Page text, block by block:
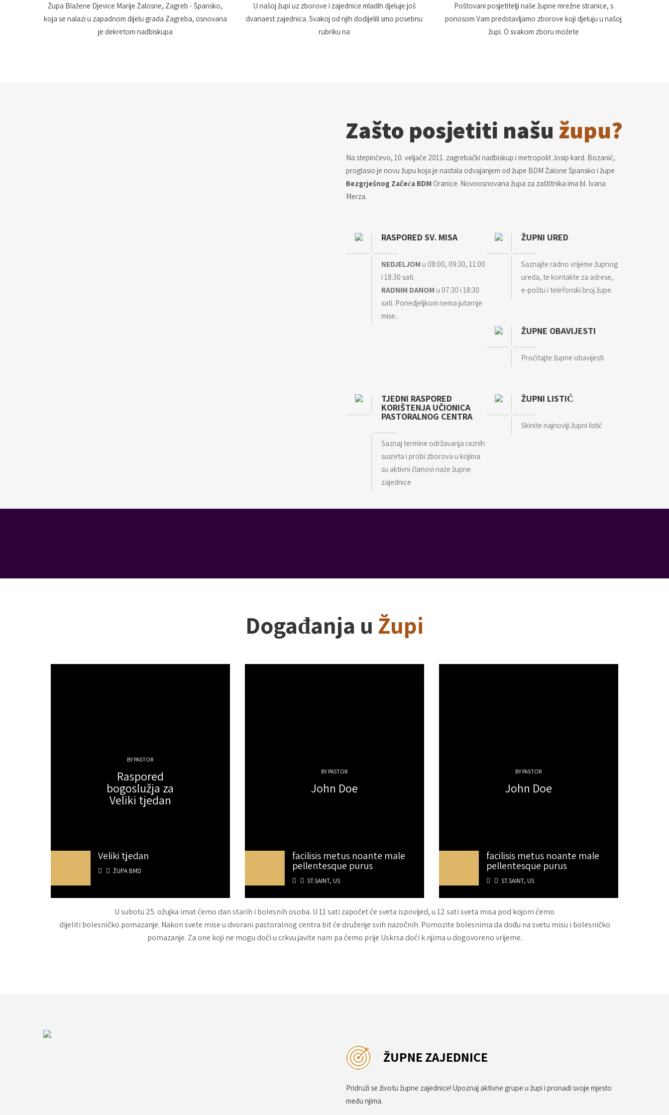
Župa Blažene Djevice Marije Žalosne, Zagreb - Špansko,
koja se nalazi u zapadnom dijelu grada Zagreba, osnovana
je dekretom nadbiskupa
U našoj župi uz zborove i zajednice mladih djeluje još
dvanaest zajednica. Svakoj od njih dodijelili smo posebnu
rubriku na
Poštovani posjetitelji naše župne mrežne stranice, s
ponosom Vam predstavljamo zborove koji djeluju u našoj
župi. O svakom zboru možete
Zašto posjetiti našu župu?
Na stepinčevo, 10. veljače 2011. zagrebački nadbiskup i metropolit Josip kard. Bozanić,
proglasio je novu župu koja je nastala odvajanjem od župe BDM Žalone Špansko i župe
Bezgrješnog Začeća BDM Oranice. Novoosnovana župa za zaštitnika ima bl. Ivana
Merza.
RASPORED SV. MISA
NEDJELJOM u 08:00, 09:30, 11:00
i 18:30 sati.
RADNIM DANOM u 07:30 i 18:30
sati. Ponedjeljkom nema jutarnje
mise..
ŽUPNI URED
Saznajte radno vrijeme župnog
ureda, te kontakte za adrese,
e-poštu i telefonski broj župe.
ŽUPNE OBAVIJESTI
Pročitajte župne obavijesti
TJEDNI RASPORED
KORIŠTENJA UČIONICA
PASTORALNOG CENTRA
Saznaj termine održavanja raznih
susreta i probi zborova u kojima
su aktivni članovi naže župne
zajednice
ŽUPNI LISTIĆ
Skinite najnoviji župni listić
Događanja u Župi
BY PASTOR
Raspored
bogoslužja za
Veliki tjedan
Veliki tjedan
ŽUPA BMD
BY PASTOR
John Doe
facilisis metus noante male
pellentesque purus
ST.SAINT, US
BY PASTOR
John Doe
facilisis metus noante male
pellentesque purus
ST.SAINT, US
U subotu 25. ožujka imat ćemo dan starih i bolesnih osoba. U 11 sati započet će sveta ispovijed, u 12 sati sveta misa pod kojom ćemo
dijeliti bolesničko pomazanje. Nakon svete mise u dvorani pastoralnog centra bit će druženje svih nazočnih. Pomozite bolesnima da dođu na svetu misu i bolesničko
pomazanje. Za one koji ne mogu doći u crkvu javite nam pa ćemo prije Uskrsa doći k njima u dogovoreno vrijeme.
ŽUPNE ZAJEDNICE
Pridruži se životu župne zajednice! Upoznaj aktivne grupe u župi i pronađi svoje mjesto
među njima.